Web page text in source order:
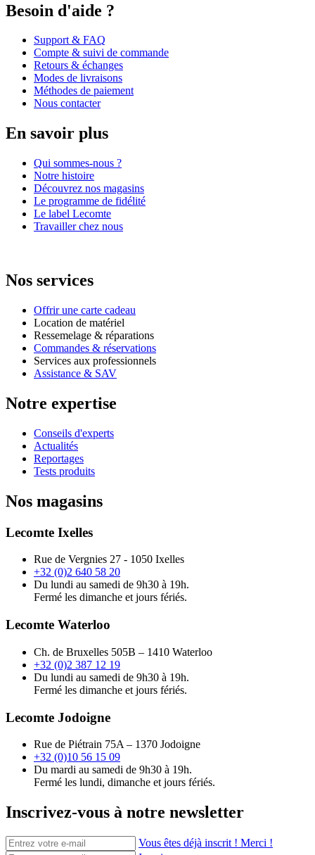
Besoin d'aide ?
Support & FAQ
Compte & suivi de commande
Retours & échanges
Modes de livraisons
Méthodes de paiement
Nous contacter
En savoir plus
Qui sommes-nous ?
Notre histoire
Découvrez nos magasins
Le programme de fidélité
Le label Lecomte
Travailler chez nous
Nos services
Offrir une carte cadeau
Location de matériel
Ressemelage & réparations
Commandes & réservations
Services aux professionnels
Assistance & SAV
Notre expertise
Conseils d'experts
Actualités
Reportages
Tests produits
Nos magasins
Lecomte Ixelles
Rue de Vergnies 27 - 1050 Ixelles
+32 (0)2 640 58 20
Du lundi au samedi de 9h30 à 19h.
Fermé les dimanche et jours fériés.
Lecomte Waterloo
Ch. de Bruxelles 505B – 1410 Waterloo
+32 (0)2 387 12 19
Du lundi au samedi de 9h30 à 19h.
Fermé les dimanche et jours fériés.
Lecomte Jodoigne
Rue de Piétrain 75A – 1370 Jodoigne
+32 (0)10 56 15 09
Du mardi au samedi de 9h30 à 19h.
Fermé les lundi, dimanche et jours fériés.
Inscrivez-vous à notre newsletter
Vous êtes déjà inscrit ! Merci !